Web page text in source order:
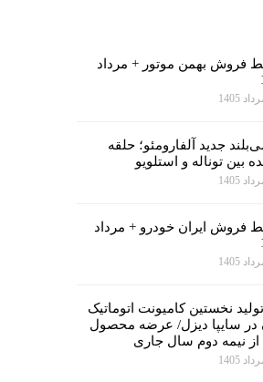
فروش بهمن موتور + مرداد
جدید آلفارومئو؛ حلقه
بین توناله و استلویو
فروش ایران خودرو + مرداد
تولید نخستین کامیونت اتوماتیک
در سایپا دیزل/ عرضه محصول
از نیمه دوم سال جاری